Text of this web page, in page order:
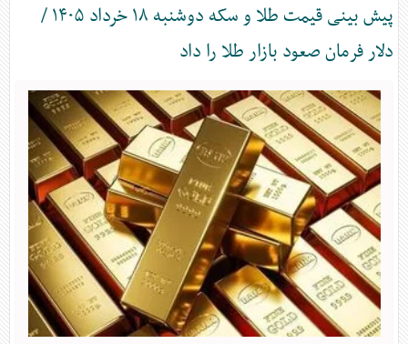
پیش بینی قیمت طلا و سکه دوشنبه ۱۸ خرداد ۱۴۰۵ /
دلار فرمان صعود بازار طلا را داد